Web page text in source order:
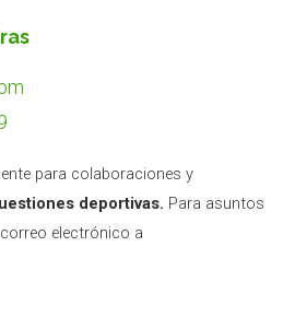
para colaboraciones y
deportivas. Para asuntos
electrónico a